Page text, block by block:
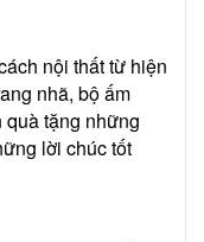
nội thất từ hiện
nhã, bộ ấm
quà tặng những
lời chúc tốt